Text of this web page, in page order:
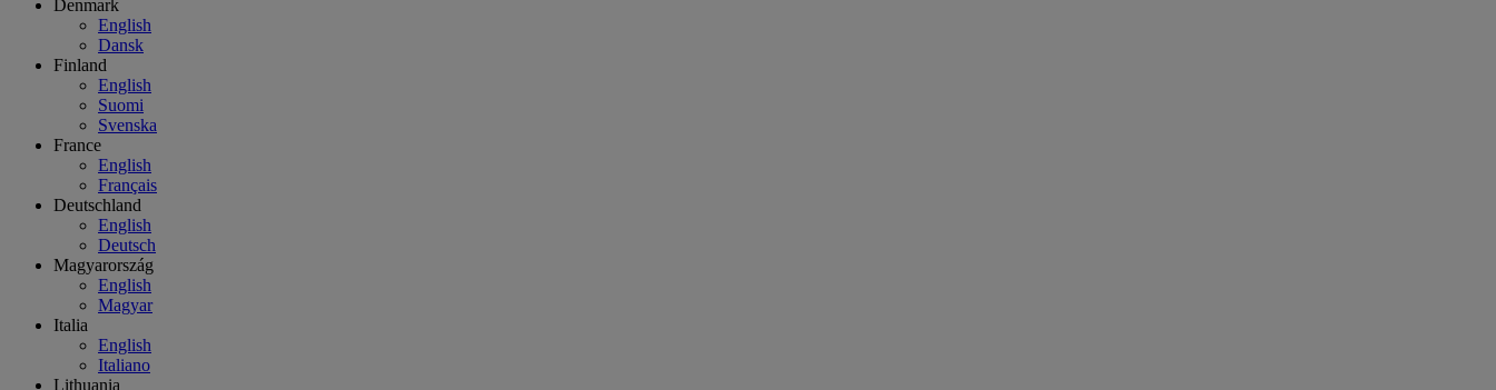
Denmark
English
Dansk
Finland
English
Suomi
Svenska
France
English
Français
Deutschland
English
Deutsch
Magyarország
English
Magyar
Italia
English
Italiano
Lithuania